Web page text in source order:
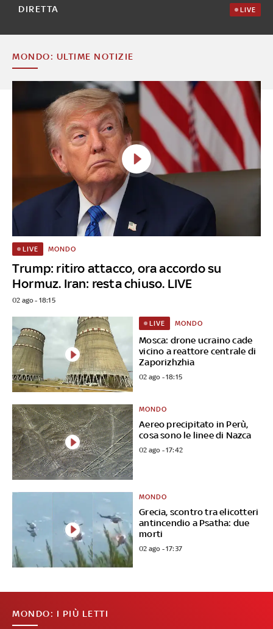
DIRETTA LIVE
MONDO: ULTIME NOTIZIE
Trump: ritiro attacco, ora accordo su
Hormuz. Iran: resta chiuso. LIVE
LIVE MONDO
02 ago - 18:15
Mosca: drone ucraino cade
vicino a reattore centrale di
Zaporizhzhia
LIVE MONDO
02 ago - 18:15
Aereo precipitato in Perù,
cosa sono le linee di Nazca
MONDO
02 ago - 17:42
Grecia, scontro tra elicotteri
antincendio a Psatha: due
morti
MONDO
02 ago - 17:37
MONDO: I PIÙ LETTI